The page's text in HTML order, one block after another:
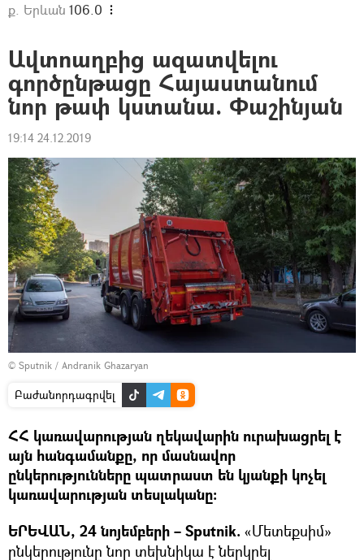
ք. Երևան 106.0
Ավտոաղբից ազատվելու
գործընթացը Հայաստանում
նոր թափ կստանա. Փաշինյան
19:14 24.12.2019
© Sputnik / Andranik Ghazaryan
Բաժանորդագրվել
ՀՀ կառավարության ղեկավարին ուրախացրել է
այն հանգամանքը, որ մասնավոր
ընկերությունները պատրաստ են կյանքի կոչել
կառավարության տեսլականը։
ԵՐԵՎԱՆ, 24 նոյեմբերի – Sputnik. «Մետեքսիմ»
ընկերությունը նոր տեխնիկա է ներկրել